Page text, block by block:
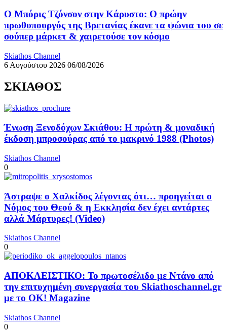
Ο Μπόρις Τζόνσον στην Κάρυστο: Ο πρώην
πρωθυπουργός της Βρετανίας έκανε τα ψώνια του σε
σούπερ μάρκετ & χαιρετούσε τον κόσμο
Skiathos Channel
6 Αυγούστου 2026 06/08/2026
ΣΚΙΑΘΟΣ
Ένωση Ξενοδόχων Σκιάθου: Η πρώτη & μοναδική
έκδοση μπροσούρας από το μακρινό 1988 (Photos)
Skiathos Channel
0
Άστραψε ο Χαλκίδος λέγοντας ότι… προηγείται ο
Νόμος του Θεού & η Εκκλησία δεν έχει αντάρτες
αλλά Μάρτυρες! (Video)
Skiathos Channel
0
ΑΠΟΚΛΕΙΣΤΙΚΟ: Το πρωτοσέλιδο με Ντάνο από
την επιτυχημένη συνεργασία του Skiathoschannel.gr
με το OK! Magazine
Skiathos Channel
0